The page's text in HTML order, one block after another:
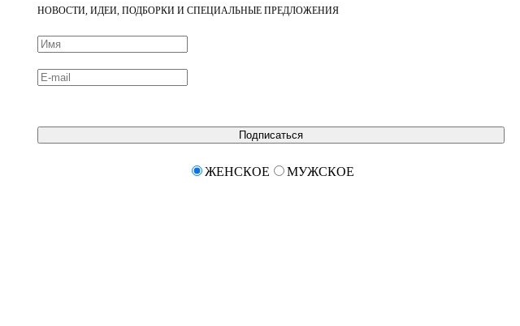
НОВОСТИ, ИДЕИ, ПОДБОРКИ И СПЕЦИАЛЬНЫЕ ПРЕДЛОЖЕНИЯ
Подписаться
ЖЕНСКОЕ МУЖСКОЕ